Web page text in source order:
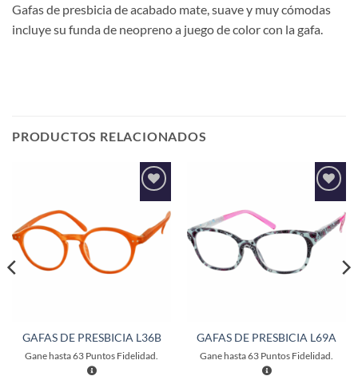
Gafas de presbicia de acabado mate, suave y muy cómodas
incluye su funda de neopreno a juego de color con la gafa.
PRODUCTOS RELACIONADOS
Añadir
lista de
deseos
GAFAS DE PRESBICIA L36B
Gane hasta63 Puntos Fidelidad.
Añadir
lista de
deseos
GAFAS DE PRESBICIA L69A
Gane hasta63 Puntos Fidelidad.